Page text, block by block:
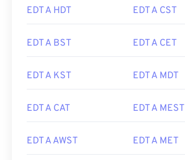
EDT A HDT EDT A CST
EDT A BST EDT A CET
EDT A KST EDT A MDT
EDT A CAT EDT A MEST
EDT A AWST EDT A MET